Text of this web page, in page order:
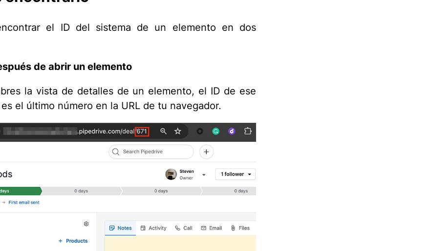
el ID del sistema de un elemento en dos
de abrir un elemento
la vista de detalles de un elemento, el ID de ese
el último número en la URL de tu navegador.